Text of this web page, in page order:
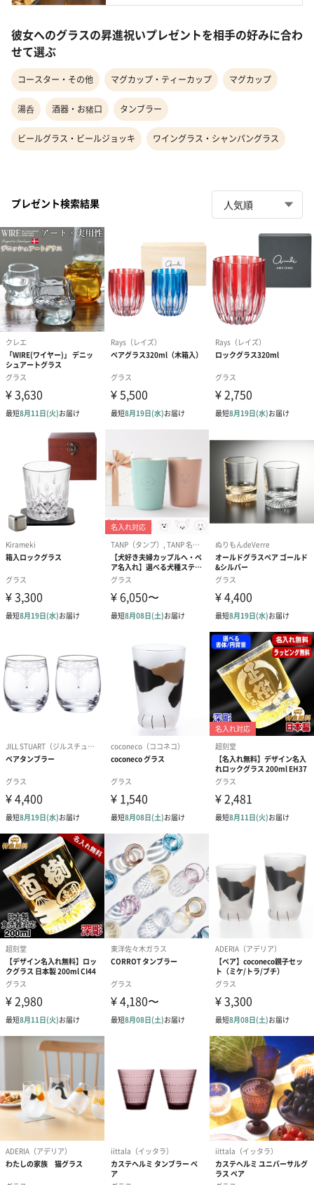
彼女へのグラスの昇進祝いプレゼントを相手の好みに合わ
せて選ぶ
コースター・その他 マグカップ・ティーカップ マグカップ
湯呑 酒器・お猪口 タンブラー
ビールグラス・ビールジョッキ ワイングラス・シャンパングラス
プレゼント検索結果